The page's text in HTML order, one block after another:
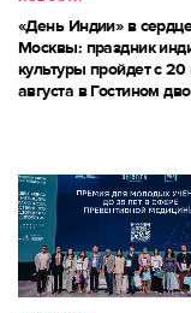
«День Индии» в
Москвы: праздник
культуры пройдет с 20
августа в Гостином